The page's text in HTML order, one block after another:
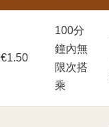
€1.50
100分
鐘內無
限次搭
乘